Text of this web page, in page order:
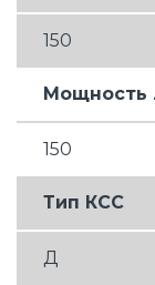
150
Мощность
150
Тип КСС
Д